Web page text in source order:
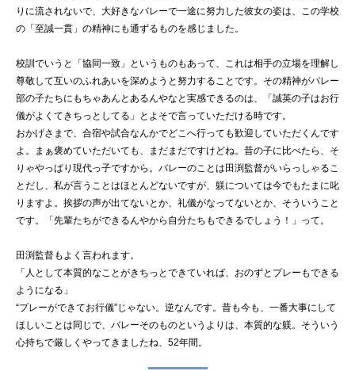
りに流されないで、大好きなバレーで一途に努力した彼女の姿は、この学校
の「至誠一貫」の精神にも通ずるものを感じました。
校訓でいうと「協同一致」というものもあって、これは相手の立場を理解し
尊敬して互いのふれあいを深めようと努力することです。その精神がバレー
部の子たちにもちゃあんとあるんやなと実感できるのは、「誠英の子はお行
儀がよくてきちっとしてる」とよそで言っていただける時です。
おかげさまで、合宿や試合なんかでどこへ行っても歓迎していただくんです
よ。まぁ褒めていただいても、まだまだですけどね。昔の子に比べたら、そ
りゃやっぱり現代っ子ですから。バレーのことは田渕監督がいらっしゃるこ
とだし、私が言うことはほとんどないですが、躾については今でもたまに叱
りますよ。挨拶の声が出てないとか、礼儀がなってないとか、そういうこと
です。「先輩たちができるんやから自分たちもできるでしょう！」って。
田渕監督もよく言われます。
「人として本質的なことがきちっとできていれば、おのずとプレーもできる
ようになる」
“プレーができてお行儀”じゃない。逆なんです。昔も今も、一番大事にして
ほしいことは同じで、バレーそのものというよりは、本質的な躾。そういう
心持ちで厳しくやってきましたね、52年間。